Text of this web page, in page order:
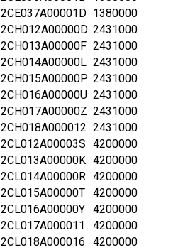
2CE037A00001D 1380000
2CH012A00000D 2431000
2CH013A00000F 2431000
2CH014A00000L 2431000
2CH015A00000P 2431000
2CH016A00000U 2431000
2CH017A00000Z 2431000
2CH018A000012 2431000
2CL012A00003S 4200000
2CL013A00000K 4200000
2CL014A00000R 4200000
2CL015A00000T 4200000
2CL016A00000Y 4200000
2CL017A000011
4200000
2CL018A000016
4200000